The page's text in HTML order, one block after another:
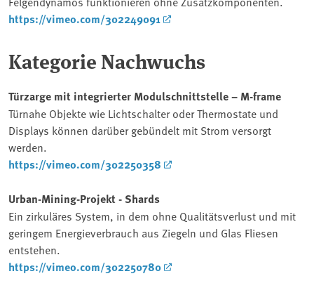
https://vimeo.com/302249091
Kategorie Nachwuchs
Türzarge mit integrierter Modulschnittstelle – M-frame
Türnahe Objekte wie Lichtschalter oder Thermostate und
Displays können darüber gebündelt mit Strom versorgt
werden.
https://vimeo.com/302250358
Urban-Mining-Projekt - Shards
Ein zirkuläres System, in dem ohne Qualitätsverlust und mit
geringem Energieverbrauch aus Ziegeln und Glas Fliesen
entstehen.
https://vimeo.com/302250780